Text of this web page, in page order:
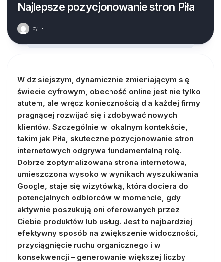
Najlepsze pozycjonowanie stron Piła
by ·
W dzisiejszym, dynamicznie zmieniającym się
świecie cyfrowym, obecność online jest nie tylko
atutem, ale wręcz koniecznością dla każdej firmy
pragnącej rozwijać się i zdobywać nowych
klientów. Szczególnie w lokalnym kontekście,
takim jak Piła, skuteczne pozycjonowanie stron
internetowych odgrywa fundamentalną rolę.
Dobrze zoptymalizowana strona internetowa,
umieszczona wysoko w wynikach wyszukiwania
Google, staje się wizytówką, która dociera do
potencjalnych odbiorców w momencie, gdy
aktywnie poszukują oni oferowanych przez
Ciebie produktów lub usług. Jest to najbardziej
efektywny sposób na zwiększenie widoczności,
przyciągnięcie ruchu organicznego i w
konsekwencji – generowanie większej liczby